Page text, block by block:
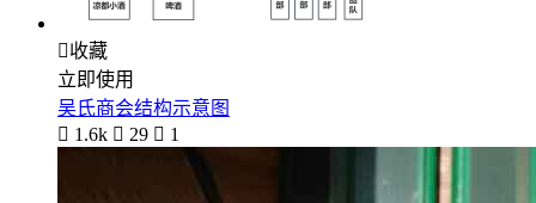
收藏
立即使用
吴氏商会结构示意图
 1.6k  29  1